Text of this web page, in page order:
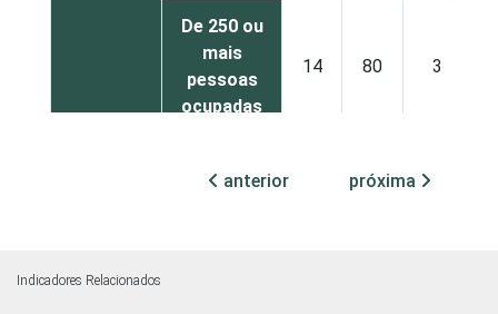
De 250 ou
mais
pessoas
ocupadas
14 80 3
declarado
46 11
Estudos para o Desenvolvimento da
anterior próxima
Indicadores Relacionados